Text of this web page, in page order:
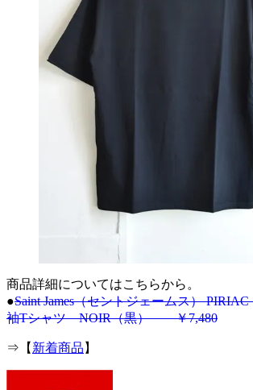
商品詳細についてはこちらから。
●Saint James（セントジェームス）
袖Tシャツ NOIR（黒） ￥7,480
⇒【 新着商品 】